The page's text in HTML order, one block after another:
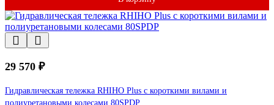
29 570 ₽
Гидравлическая тележка RHIHO Plus с короткими вилами и
полиуретановыми колесами 80SPDP